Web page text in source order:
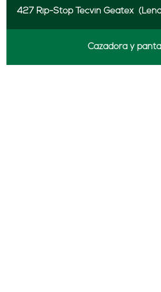
427 Rip-Stop Tecvin Geatex
Cazadora y